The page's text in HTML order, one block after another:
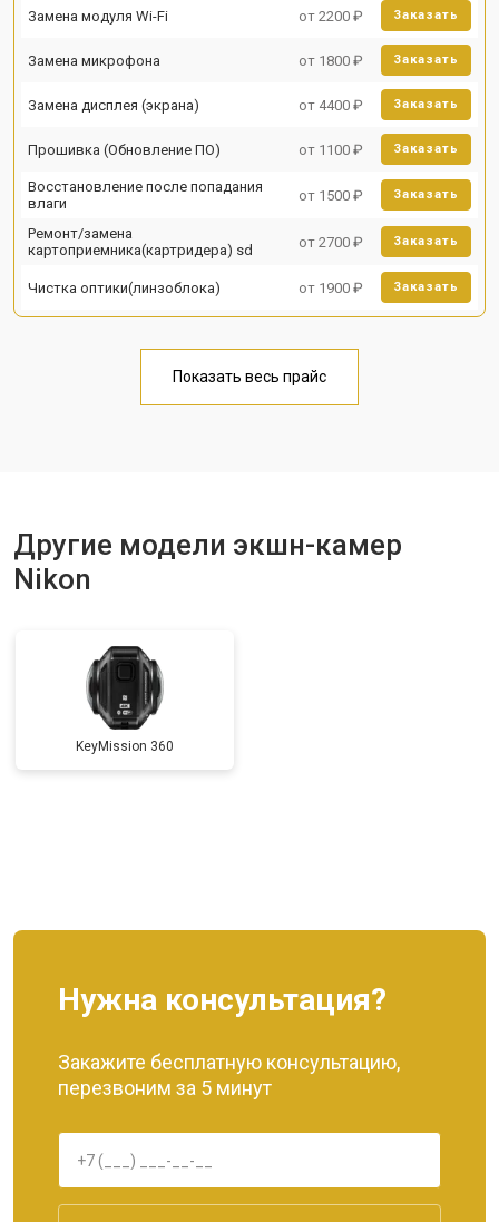
Замена модуля Wi-Fi от 2200 ₽ Заказать
Замена микрофона от 1800 ₽ Заказать
Замена дисплея (экрана) от 4400 ₽ Заказать
Прошивка (Обновление ПО) от 1100 ₽ Заказать
Восстановление после попадания
влаги
от 1500 ₽ Заказать
Ремонт/замена
картоприемника(картридера) sd
от 2700 ₽ Заказать
Чистка оптики(линзоблока) от 1900 ₽ Заказать
Показать весь прайс
Другие модели экшн-камер
Nikon
KeyMission 360
Нужна консультация?
Закажите бесплатную консультацию,
перезвоним за 5 минут